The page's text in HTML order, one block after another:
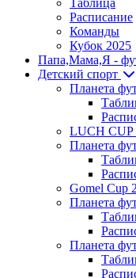
Таблица
Расписание
Команды
Кубок 2025
Папа,Мама,Я -
Детский спорт
Планета
LUCH CUP
Планета
Gomel Cup
Планета
Планета